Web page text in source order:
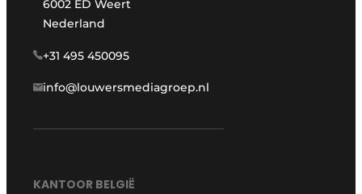
6002 ED Weert
Nederland
+31 495 450095
info@louwersmediagroep.nl
KANTOOR BELGIË